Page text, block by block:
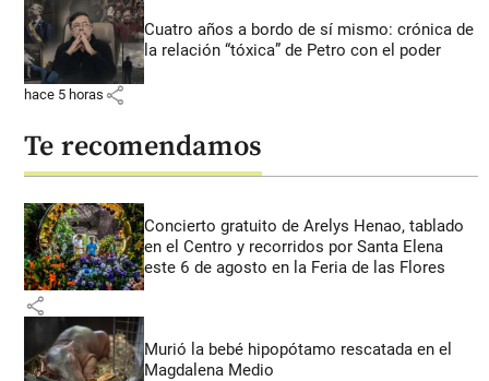
Cuatro años a bordo de sí mismo: crónica de
la relación “tóxica” de Petro con el poder
hace 5 horas share
Te recomendamos
Concierto gratuito de Arelys Henao, tablado
en el Centro y recorridos por Santa Elena
este 6 de agosto en la Feria de las Flores
share
Murió la bebé hipopótamo rescatada en el
Magdalena Medio